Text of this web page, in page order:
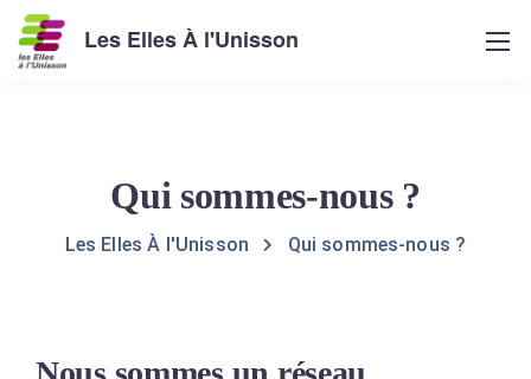
Les Elles À l'Unisson
Qui sommes-nous ?
Les Elles À l'Unisson Qui sommes-nous ?